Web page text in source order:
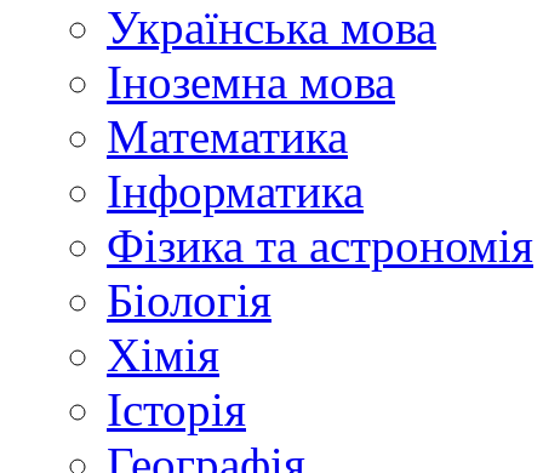
Українська мова
Іноземна мова
Математика
Інформатика
Фізика та астрономія
Біологія
Хімія
Історія